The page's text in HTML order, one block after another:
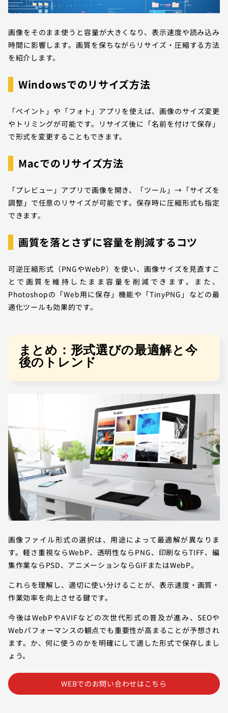
画像をそのまま使うと容量が大きくなり、表示速度や読み込み
時間に影響します。画質を保ちながらリサイズ・圧縮する方法
を紹介します。
Windowsでのリサイズ方法
「ペイント」や「フォト」アプリを使えば、画像のサイズ変更
やトリミングが可能です。リサイズ後に「名前を付けて保存」
で形式を変更することもできます。
Macでのリサイズ方法
「プレビュー」アプリで画像を開き、「ツール」→「サイズを
調整」で任意のリサイズが可能です。保存時に圧縮形式も指定
できます。
画質を落とさずに容量を削減するコツ
可逆圧縮形式（PNGやWebP）を使い、画像サイズを見直すこ
とで画質を維持したまま容量を削減できます。また、
Photoshopの「Web用に保存」機能や「TinyPNG」などの最
適化ツールも効果的です。
まとめ：形式選びの最適解と今
後のトレンド
画像ファイル形式の選択は、用途によって最適解が異なりま
す。軽さ重視ならWebP、透明性ならPNG、印刷ならTIFF、編
集作業ならPSD、アニメーションならGIFまたはWebP。
これらを理解し、適切に使い分けることが、表示速度・画質・
作業効率を向上させる鍵です。
今後はWebPやAVIFなどの次世代形式の普及が進み、SEOや
Webパフォーマンスの観点でも重要性が高まることが予想され
ます。か、何に使うのかを明確にして適した形式で保存しまし
ょう。
WEBでのお問い合わせはこちら